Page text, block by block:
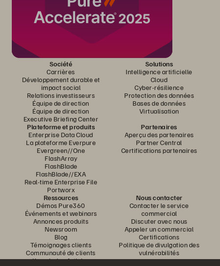
Société
Carrières
Développement durable et
impact social
Relations investisseurs
Équipe de direction
Équipe de direction
Executive Briefing Center
Solutions
Intelligence artificielle
Cloud
Cyber-résilience
Protection des données
Bases de données
Virtualisation
Plateforme et produits
Enterprise Data Cloud
La plateforme Everpure
Evergreen//One
FlashArray
FlashBlade
FlashBlade//EXA
Real-time Enterprise File
Portworx
Partenaires
Aperçu des partenaires
Partner Central
Certifications partenaires
Ressources
Démos Pure360
Événements et webinars
Annonces produits
Newsroom
Blog
Témoignages clients
Communauté de clients
Knowledge Articles
Nous contacter
Contacter le service
commercial
Discuter avec nous
Appeler un commercial
Certifications
Politique de divulgation des
vulnérabilités